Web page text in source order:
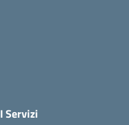
I Servizi